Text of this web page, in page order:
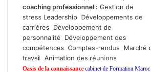
coaching professionnel : Gestion de
stress Leadership Développements de
carrières Développement de
personnalité
Développement des
compétences Comptes-rendus
Marché
travail Animation des réunions
Oasis de la connaissance cabinet de Formation